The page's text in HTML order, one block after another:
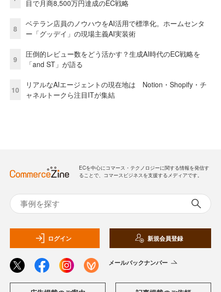
目で月商8,500万円達成のEC戦略
8
ベテラン店員のノウハウをAI活用で標準化。ホームセンタ
ー「グッデイ」の現場主義AI実装術
9
圧倒的レビュー数をどう活かす？生成AI時代のEC戦略を
「and ST」が語る
10
リアルなAIエージェントの現在地は Notion・Shopify・チ
ャネルトークら注目ITが集結
ECを中心にコマース・テクノロジーに関する情報を発信す
ることで、コマースビジネスを支援するメディアです。
ログイン 新規会員登録
メールバックナンバー